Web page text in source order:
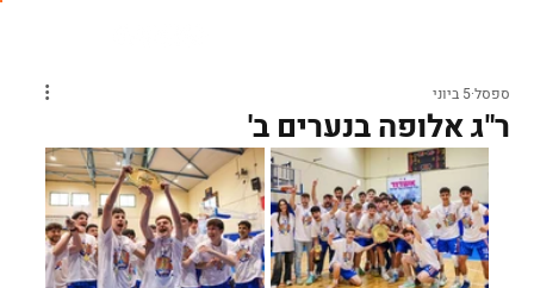
ר"ג אלופה בנערים ב'
ספסל5 ביוני